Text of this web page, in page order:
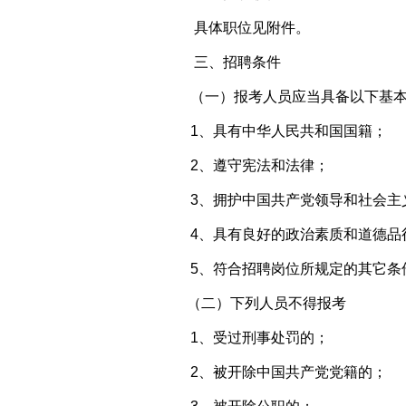
具体职位见附件。
三、招聘条件
（一）报考人员应当具备以下基
1、具有中华人民共和国国籍；
2、遵守宪法和法律；
3、拥护中国共产党领导和社会主
4、具有良好的政治素质和道德品
5、符合招聘岗位所规定的其它条
（二）下列人员不得报考
1、受过刑事处罚的；
2、被开除中国共产党党籍的；